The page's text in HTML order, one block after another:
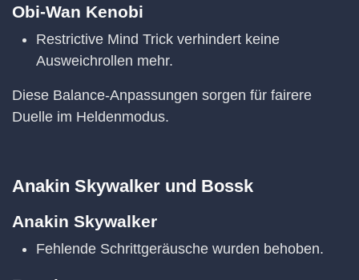
Obi-Wan Kenobi
Restrictive Mind Trick verhindert keine
Ausweichrollen mehr.
Diese Balance-Anpassungen sorgen für fairere
Duelle im Heldenmodus.
Anakin Skywalker und Bossk
Anakin Skywalker
Fehlende Schrittgeräusche wurden behoben.